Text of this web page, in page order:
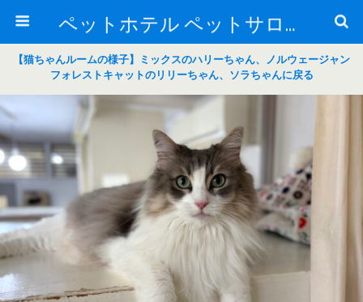
ペットホテル ペットサロン トリミングサロン 東京 ヌーノクラブのブログ
【猫ちゃんルームの様子】ミックスのハリーちゃん、ノルウェージャン
フォレストキャットのリリーちゃん、ソラちゃんに戻る